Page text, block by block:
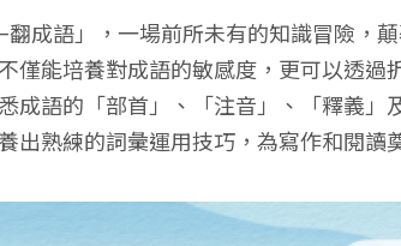
成語」，一場前所未有的知識冒險，
僅能培養對成語的敏感度，更可以透過
成語的「部首」、「注音」、「釋義」
出熟練的詞彙運用技巧，為寫作和閱讀